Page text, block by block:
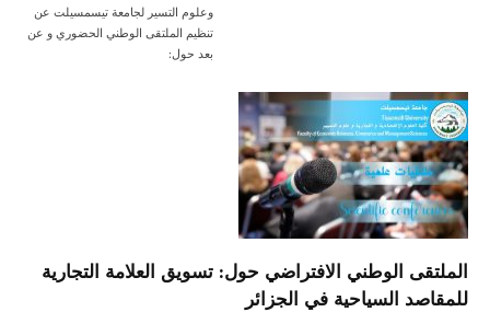
وعلوم التسير لجامعة تيسمسيلت عن
تنظيم الملتقى الوطني الحضوري و عن
بعد حول:
الملتقى الوطني الافتراضي حول: تسويق العلامة التجارية
للمقاصد السياحية في الجزائر